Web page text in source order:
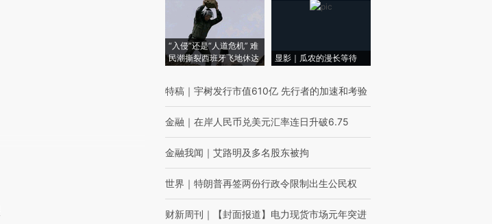
“入侵”还是“人道危机” 难
民潮撕裂西班牙飞地休达
显影｜瓜农的漫长等待
特稿 ｜ 宇树发行市值610亿 先行者的加速和考验
金融 ｜ 在岸人民币兑美元汇率连日升破6.75
金融我闻 ｜ 艾路明及多名股东被拘
世界 ｜ 特朗普再签两份行政令限制出生公民权
财新周刊 ｜ 【封面报道】电力现货市场元年突进